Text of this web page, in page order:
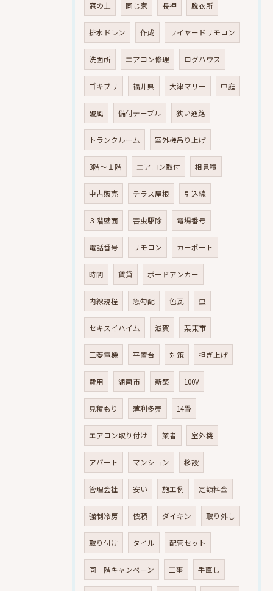
窓の上 同じ家 長押 脱衣所
排水ドレン 作成 ワイヤードリモコン
洗面所 エアコン修理 ログハウス
ゴキブリ 福井県 大津マリー 中庭
破風 備付テーブル 狭い通路
トランクルーム 室外機吊り上げ
3階～１階 エアコン取付 相見積
中古販売 テラス屋根 引込線
３階壁面 害虫駆除 電場番号
電話番号 リモコン カーポート
時間 賃貸 ボードアンカー
内線規程 急勾配 色瓦 虫
セキスイハイム 滋賀 栗東市
三菱電機 平置台 対策 担ぎ上げ
費用 湖南市 新築 100V
見積もり 薄利多売 14畳
エアコン取り付け 業者 室外機
アパート マンション 移設
管理会社 安い 施工例 定額料金
強制冷房 依頼 ダイキン 取り外し
取り付け タイル 配管セット
同一階キャンペーン 工事 手直し